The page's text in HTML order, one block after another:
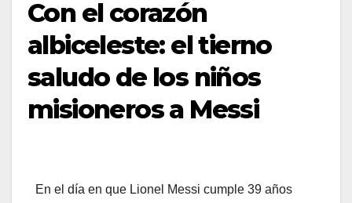
Con el corazón
albiceleste: el tierno
saludo de los niños
misioneros a Messi
En el día en que Lionel Messi cumple 39 años